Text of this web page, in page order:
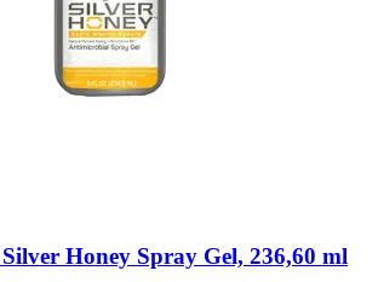
Silver Honey Spray Gel, 236,60 ml